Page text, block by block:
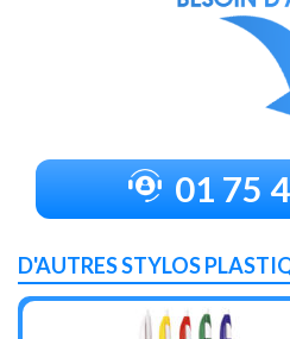
01 75
D'AUTRES STYLOS